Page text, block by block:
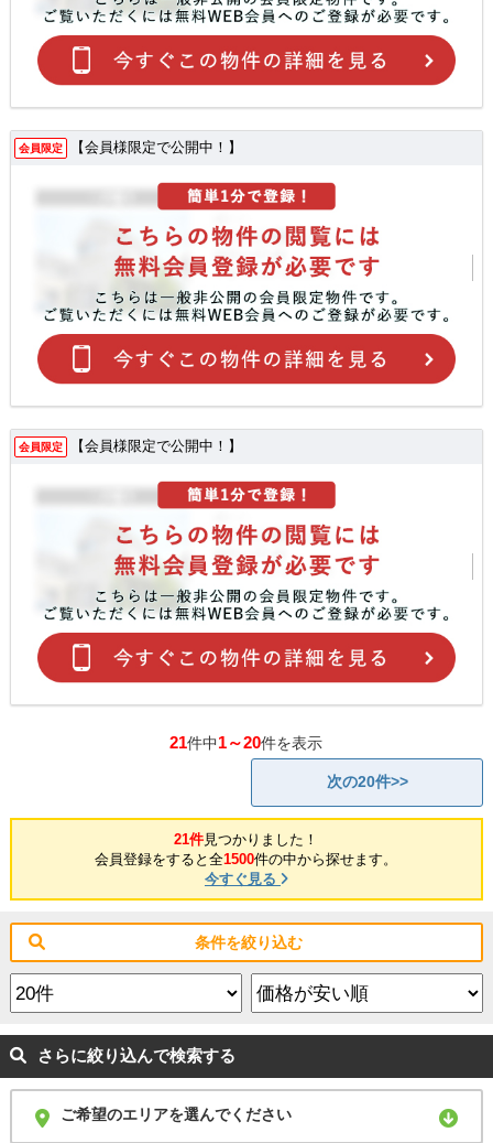
会員限定 【会員様限定で公開中！】
会員限定 【会員様限定で公開中！】
21件中1～20件を表示
次の20件>>
21件見つかりました！
会員登録をすると全1500件の中から探せます。
今すぐ見る
条件を絞り込む
さらに絞り込んで検索する
ご希望のエリアを選んでください